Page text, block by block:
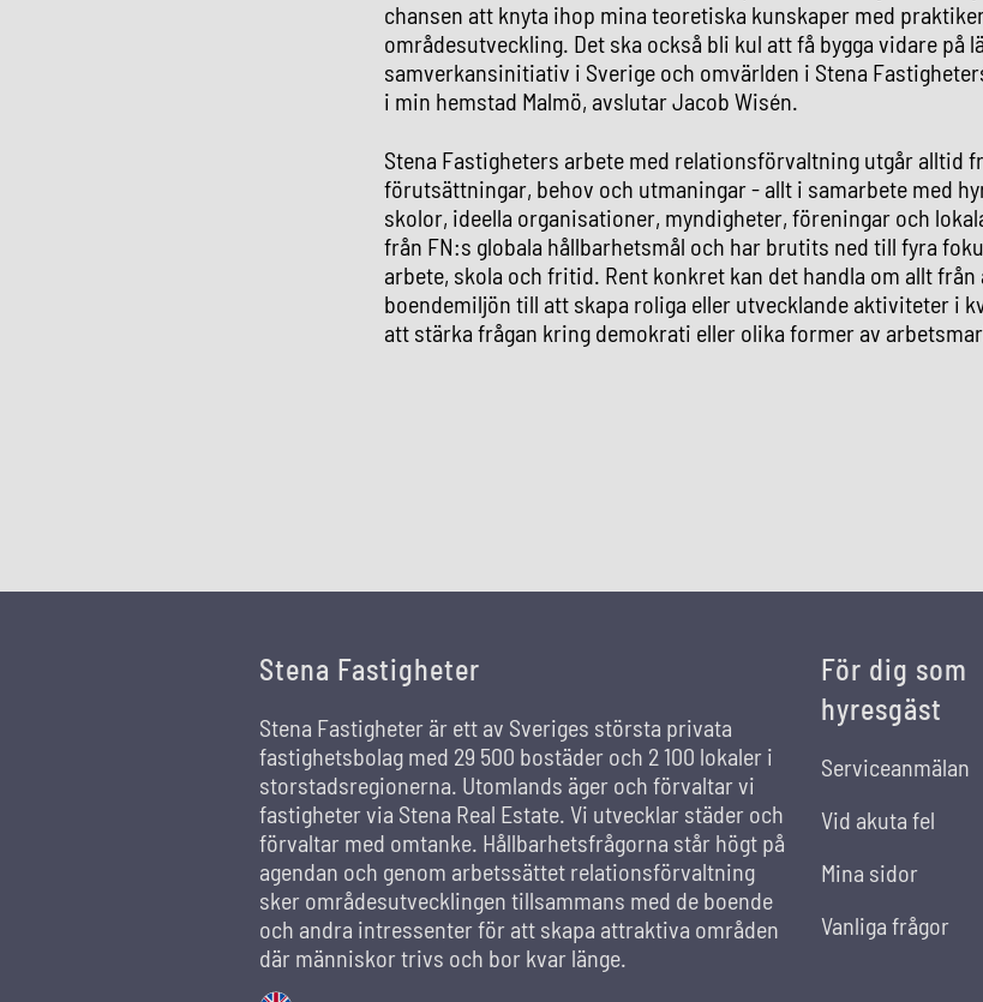
chansen att knyta ihop mina teoretiska kunskaper med
områdesutveckling. Det ska också bli kul att få bygga vidare på
samverkansinitiativ i Sverige och omvärlden i Stena
i min hemstad Malmö, avslutar Jacob Wisén.
Stena Fastigheters arbete med relationsförvaltning utgår alltid
förutsättningar, behov och utmaningar - allt i samarbete med
skolor, ideella organisationer, myndigheter, föreningar och
från FN:s globala hållbarhetsmål och har brutits ned till fyra
arbete, skola och fritid. Rent konkret kan det handla om allt
boendemiljön till att skapa roliga eller utvecklande aktiviteter i
att stärka frågan kring demokrati eller olika former av
Stena Fastigheter
Stena Fastigheter är ett av Sveriges största privata
fastighetsbolag med 29 500 bostäder och 2 100 lokaler i
storstadsregionerna. Utomlands äger och förvaltar vi
fastigheter via Stena Real Estate. Vi utvecklar städer och
förvaltar med omtanke. Hållbarhetsfrågorna står högt på
agendan och genom arbetssättet relationsförvaltning
sker områdesutvecklingen tillsammans med de boende
och andra intressenter för att skapa attraktiva områden
där människor trivs och bor kvar länge.
För dig som
hyresgäst
Serviceanmälan
Vid akuta fel
Mina sidor
Vanliga frågor